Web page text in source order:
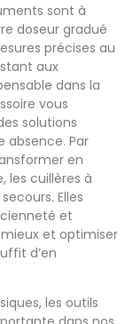
sont à
doseur gradué
précises au
aux
dans la
vous
solutions
absence. Par
en
les cuillères à
Elles
et
et optimiser
d’en
les outils